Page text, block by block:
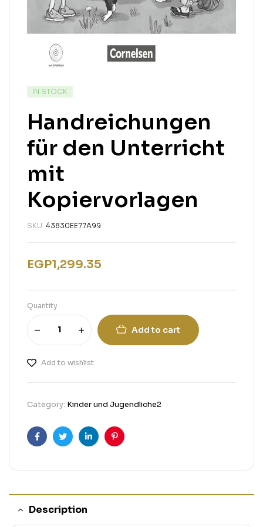
IN STOCK
Handreichungen
für den Unterricht
mit
Kopiervorlagen
SKU: 43830EE77A99
EGP1,299.35
Quantity
Add to cart
Add to wishlist
Category: Kinder und Jugendliche2
FacebookTwitterLinkedinPinterest
Description